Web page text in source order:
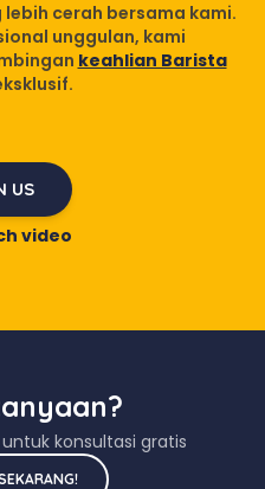
cerah bersama kami.
unggulan, kami
keahlian Barista
US
video
konsultasi gratis